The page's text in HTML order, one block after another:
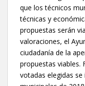
que los técnicos
técnicas y
propuestas serán
valoraciones, el
ciudadanía de la
propuestas viables.
votadas elegidas